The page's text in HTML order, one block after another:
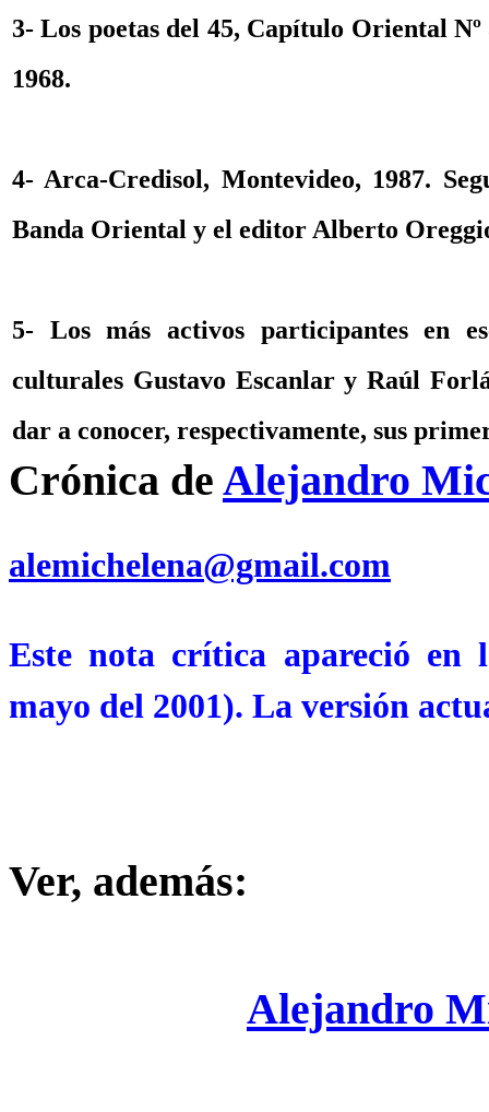
3- Los poetas del 45, Capítulo Oriental
1968.
4- Arca-Credisol, Montevideo, 1987.
Banda Oriental y el editor Alberto
5- Los más activos participantes en
culturales Gustavo Escanlar y Raúl
dar a conocer, respectivamente, sus
Crónica de Alejandro
alemichelena@gmail.com
Este nota crítica apareció
mayo del 2001). La versión
Ver, además:
Alejandro